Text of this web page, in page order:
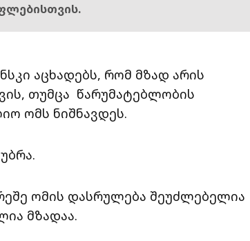
აცხადებს, რომ მზად არის
თუმცა წარუმატებლობის
ომს ნიშნავდეს.
ომის დასრულება შეუძლებელია
მზადაა.